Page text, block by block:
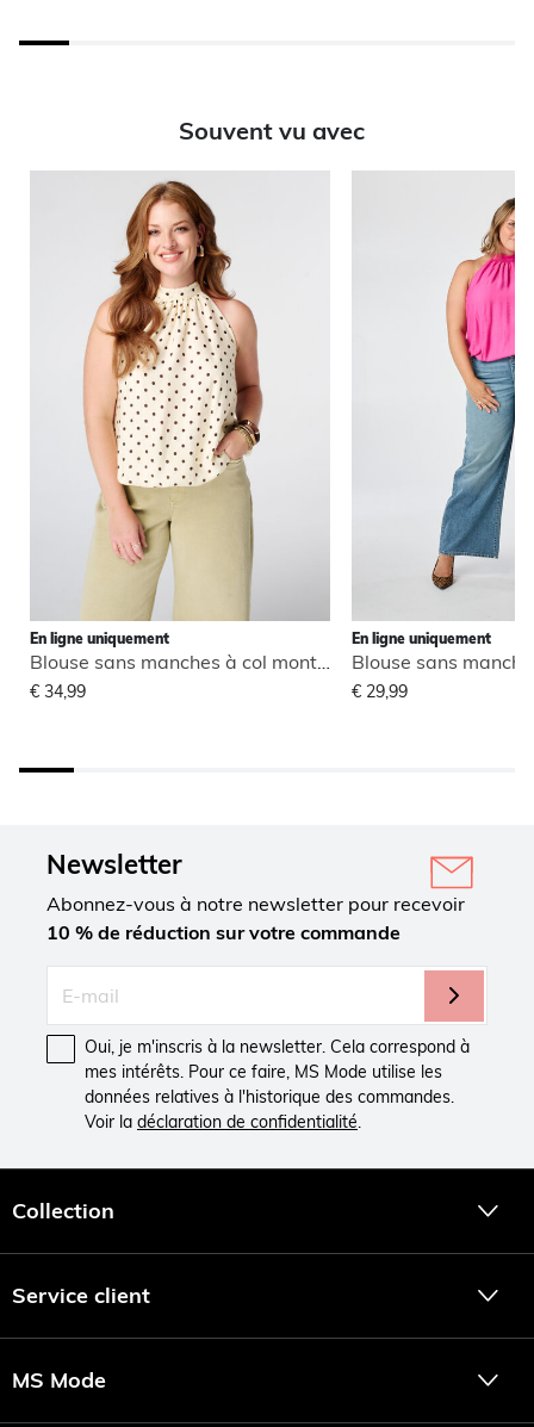
Souvent vu avec
En ligne uniquement
Blouse sans manches à col montant
€ 34,99
En ligne uniquement
€ 29,99
Newsletter
Abonnez-vous à notre newsletter pour recevoir
10 % de réduction sur votre commande
Oui, je m'inscris à la newsletter. Cela correspond à
mes intérêts. Pour ce faire, MS Mode utilise les
données relatives à l'historique des commandes.
Voir la déclaration de confidentialité.
Collection
Service client
MS Mode